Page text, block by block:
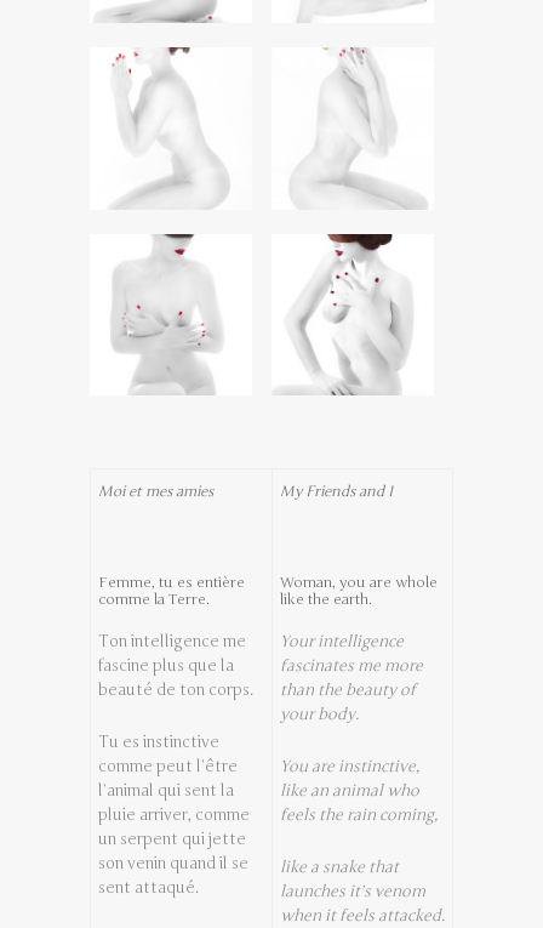
Moi et mes amies
Femme, tu es entière
comme la Terre.
Ton intelligence me
fascine plus que la
beauté de ton corps.
Tu es instinctive
comme peut l’être
l’animal qui sent la
pluie arriver, comme
un serpent qui jette
son venin quand il se
sent attaqué.
My Friends and I
Woman, you are whole
like the earth.
Your intelligence
fascinates me more
than the beauty of
your body.
You are instinctive,
like an animal who
feels the rain coming,
like a snake that
launches it’s venom
when it feels attacked.